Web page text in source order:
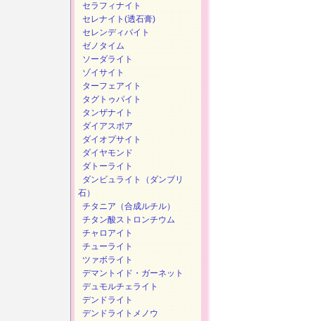
セラフィナイト
セレナイト(透石膏)
セレンディバイト
ゼノタイム
ソーダライト
ゾイサイト
ターフェアイト
タグトゥパイト
タンザナイト
ダイアスポア
ダイオプサイト
ダイヤモンド
ダトーライト
ダンビュライト（ダンブリ
石）
チタニア（合成ルチル）
チタン酸ストロンチウム
チャロアイト
チューライト
ツァボライト
デマントイド・ガーネット
デュモルチェライト
デンドライト
デンドライトメノウ